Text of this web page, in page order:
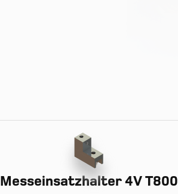
Messeinsatzhalter 4V T800